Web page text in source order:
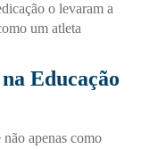
o levaram a
um atleta
Educação
apenas como